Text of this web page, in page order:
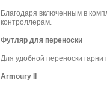
Благодаря включенным в
контроллерам.
Футляр для переноски
Для удобной переноски
Armoury II